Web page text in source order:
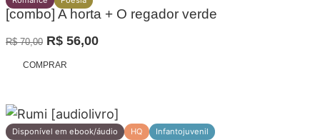
Promoção
[combo] A horta + O regador verde
R$70,00 O
preço
R$ 70,00.
R$ 56,00O
R$ 56,00.
COMPRAR
Disponível em ebook/áudio HQ Infantojuvenil